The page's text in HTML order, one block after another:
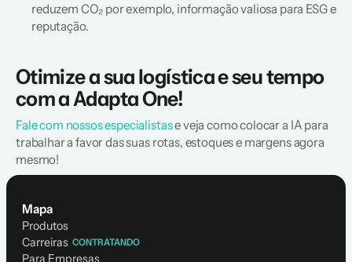
reduzem CO₂ por exemplo, informação valiosa para ESG e
reputação.
Otimize a sua logística e seu tempo
com a Adapta One!
Fale com nossos especialistas e veja como colocar a IA para
trabalhar a favor das suas rotas, estoques e margens agora
mesmo!
Mapa
Produtos
Carreiras CONTRATANDO
Para Empresas